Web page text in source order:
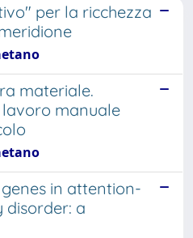
per la ricchezza
materiale.
manuale
in attention-
a